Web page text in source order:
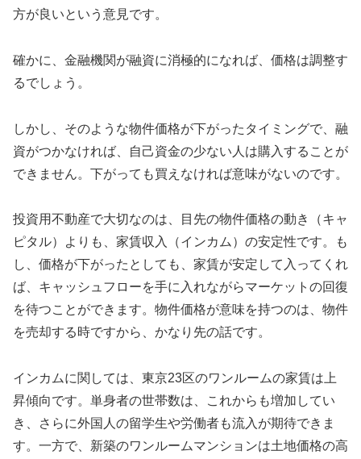
方が良いという意見です。
確かに、金融機関が融資に消極的になれば、価格は調整す
るでしょう。
しかし、そのような物件価格が下がったタイミングで、融
資がつかなければ、自己資金の少ない人は購入することが
できません。下がっても買えなければ意味がないのです。
投資用不動産で大切なのは、目先の物件価格の動き（キャ
ピタル）よりも、家賃収入（インカム）の安定性です。も
し、価格が下がったとしても、家賃が安定して入ってくれ
ば、キャッシュフローを手に入れながらマーケットの回復
を待つことができます。物件価格が意味を持つのは、物件
を売却する時ですから、かなり先の話です。
インカムに関しては、東京23区のワンルームの家賃は上
昇傾向です。単身者の世帯数は、これからも増加してい
き、さらに外国人の留学生や労働者も流入が期待できま
す。一方で、新築のワンルームマンションは土地価格の高